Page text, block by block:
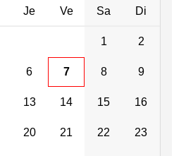
Je Ve Sa Di
1 2
6 7 8 9
13 14 15 16
20 21 22 23